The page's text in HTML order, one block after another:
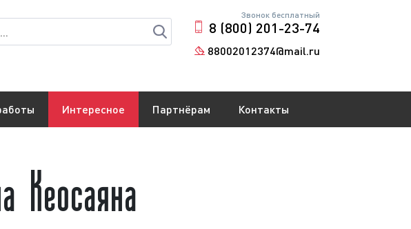
Звонок бесплатный
8 (800) 201-23-74
88002012374@mail.ru
Интересное Партнёрам Контакты
Кеосаяна